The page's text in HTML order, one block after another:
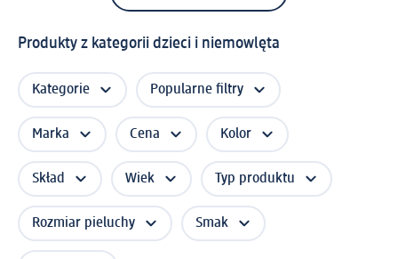
Produkty z kategorii dzieci i niemowlęta
Kategorie Popularne filtry
Marka Cena Kolor
Skład Wiek Typ produktu
Rozmiar pieluchy Smak